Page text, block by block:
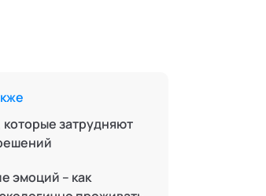
затрудняют
эмоций – как